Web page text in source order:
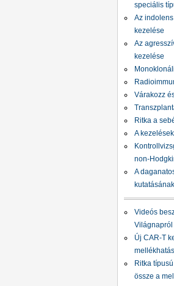
speciális
Az
kezelése
Az
kezelése
Várakozz
Ritka a
A
non-
A
Videós
Világnapról
Új CAR-T
Ritka
össze a